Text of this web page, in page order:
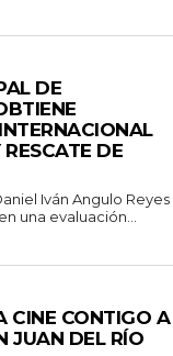
DE
DE
Iván Angulo Reyes
una evaluación...
CINE CONTIGO A
JUAN DEL RÍO